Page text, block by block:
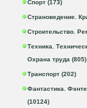
Спорт (173)
Страноведение.
Строительство.
Техника.
Охрана труда (805)
Транспорт (202)
Фантастика.
(10124)